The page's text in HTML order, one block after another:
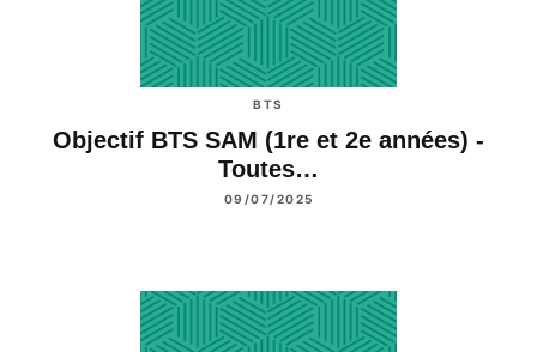
BTS
Objectif BTS SAM (1re et 2e années) -
Toutes…
09/07/2025